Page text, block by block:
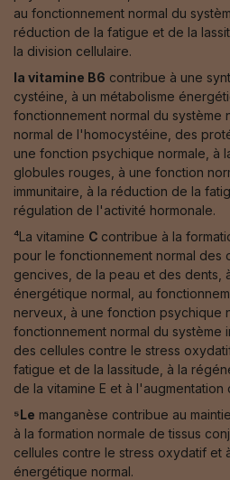
au fonctionnement normal du
réduction de la fatigue et de la
la division cellulaire.
la vitamine B6 contribue à une
cystéine, à un métabolisme
fonctionnement normal du système
normal de l'homocystéine, des
une fonction psychique normale, à
globules rouges, à une fonction
immunitaire, à la réduction de la
régulation de l'activité hormonale.
⁴La vitamine C contribue à la
pour le fonctionnement normal des
gencives, de la peau et des dents,
énergétique normal, au
nerveux, à une fonction psychique
fonctionnement normal du système
des cellules contre le stress
fatigue et de la lassitude, à la
de la vitamine E et à
⁵Le manganèse contribue au
à la formation normale de tissus
cellules contre le stress oxydatif et
énergétique normal.